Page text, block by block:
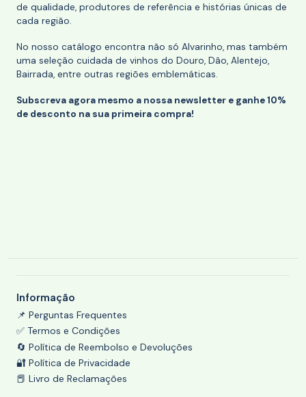
de qualidade, produtores de referência e histórias únicas de
cada região.
No nosso catálogo encontra não só Alvarinho, mas também
uma seleção cuidada de vinhos do Douro, Dão, Alentejo,
Bairrada, entre outras regiões emblemáticas.
Subscreva agora mesmo a nossa newsletter e ganhe 10%
de desconto na sua primeira compra!
Informação
📌 Perguntas Frequentes
✅ Termos e Condições
🔄 Política de Reembolso e Devoluções
🔐 Política de Privacidade
📕 Livro de Reclamações